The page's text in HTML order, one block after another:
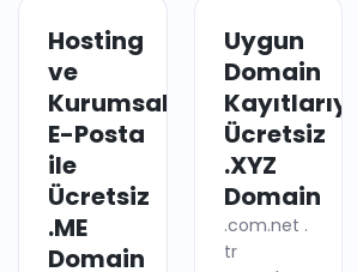
Hosting
ve
Kurumsal
E-Posta
ile
Ücretsiz
.ME
Domain
HOSTINGUygun
Domain
Kayıtlarıyla
Ücretsiz
.XYZ
Domain
.com.net .
tr